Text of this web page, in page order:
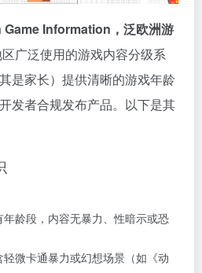
Information，泛欧洲游
广泛使用的游戏内容分级系
是家长）提供清晰的游戏年龄
发者合规发布产品。以下是其
年龄段，内容无暴力、性暗示或恐
轻微卡通暴力或幻想场景（如《动